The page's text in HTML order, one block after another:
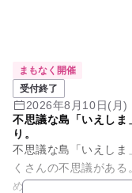
まもなく開催
受付終了
2026年8月10日(月)
不思議な島「いえしま
り。
不思議な島「いえしま
くさんの不思議があ
めぐり、その不思議を